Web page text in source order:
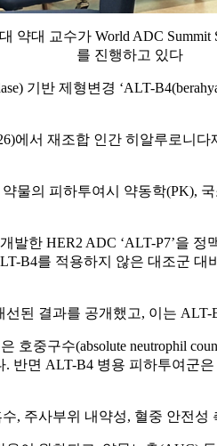
약대 교수가 World ADC Summit
를 진행하고 있다
기반 제형변경 ‘ALT-
에서 재조합 인간 히알루로
물의 피하투여시 약동학(PK),
한 HER2 ADC ‘ALT-P7’을
를 적용하지 않은 대조군 대
된 결과를 공개했고, 이는
구수(absolute neutrophil
면 ALT-B4 병용 피하투여군
, 주사부위 내약성, 혈중 안전